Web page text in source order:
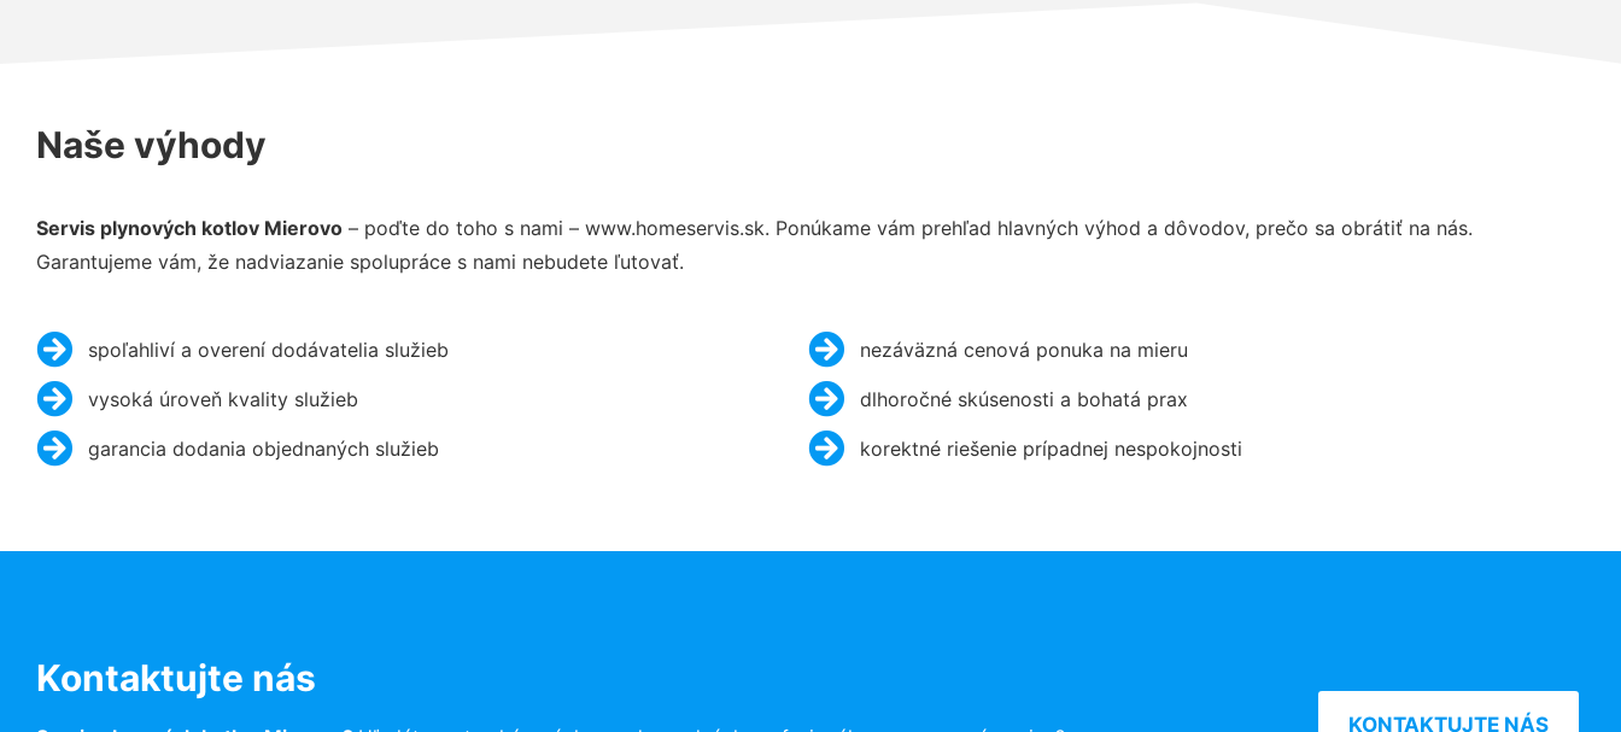
Naše výhody
Servis plynových kotlov Mierovo – poďte do toho s nami – www.homeservis.sk. Ponúkame vám prehľad hlavných výhod a dôvodov, prečo sa obrátiť na nás.
Garantujeme vám, že nadviazanie spolupráce s nami nebudete ľutovať.
spoľahliví a overení dodávatelia služieb
vysoká úroveň kvality služieb
garancia dodania objednaných služieb
nezáväzná cenová ponuka na mieru
dlhoročné skúsenosti a bohatá prax
korektné riešenie prípadnej nespokojnosti
Kontaktujte nás
KONTAKTUJTE NÁS